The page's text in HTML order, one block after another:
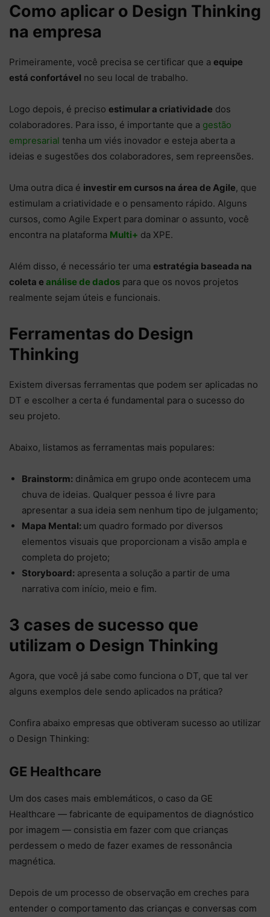
Como aplicar o Design Thinking
na empresa
Primeiramente, você precisa se certificar que a equipe
está confortável no seu local de trabalho.
Logo depois, é preciso estimular a criatividade dos
colaboradores. Para isso, é importante que a gestão
empresarial tenha um viés inovador e esteja aberta a
ideias e sugestões dos colaboradores, sem repreensões.
Uma outra dica é investir em cursos na área de Agile, que
estimulam a criatividade e o pensamento rápido. Alguns
cursos, como Agile Expert para dominar o assunto, você
encontra na plataforma Multi+ da XPE.
Além disso, é necessário ter uma estratégia baseada na
coleta e análise de dados para que os novos projetos
realmente sejam úteis e funcionais.
Ferramentas do Design
Thinking
Existem diversas ferramentas que podem ser aplicadas no
DT e escolher a certa é fundamental para o sucesso do
seu projeto.
Abaixo, listamos as ferramentas mais populares:
Brainstorm: dinâmica em grupo onde acontecem uma
chuva de ideias. Qualquer pessoa é livre para
apresentar a sua ideia sem nenhum tipo de julgamento;
Mapa Mental: um quadro formado por diversos
elementos visuais que proporcionam a visão ampla e
completa do projeto;
Storyboard: apresenta a solução a partir de uma
narrativa com início, meio e fim.
3 cases de sucesso que
utilizam o Design Thinking
Agora, que você já sabe como funciona o DT, que tal ver
alguns exemplos dele sendo aplicados na prática?
Confira abaixo empresas que obtiveram sucesso ao utilizar
o Design Thinking:
GE Healthcare
Um dos cases mais emblemáticos, o caso da GE
Healthcare — fabricante de equipamentos de diagnóstico
por imagem — consistia em fazer com que crianças
perdessem o medo de fazer exames de ressonância
magnética.
Depois de um processo de observação em creches para
entender o comportamento das crianças e conversas com